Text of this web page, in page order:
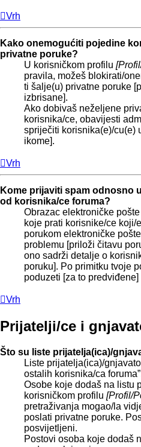
Vrh
Kako onemogućiti pojedine
privatne poruke?
U korisničkom profilu
pravila, možeš blokirati/
ti šalje(u) privatne poruke
izbrisane].
Ako dobivaš neželjene
korisnika/ce, obavijesti
spriječiti korisnika(e)/cu(e)
ikome].
Vrh
Kome prijaviti spam odnosno
od korisnika/ce foruma?
Obrazac elektroničke
koje prati korisnike/ce koji/
porukom elektroničke
problemu [priloži čitavu
ono sadrži detalje o
poruku]. Po primitku tvoje
poduzeti [za to predviđene]
Vrh
Prijatelji/ce i
Što su liste prijatelja(ica)/
Liste prijatelja(ica)/
ostalih korisnika/ca
Osobe koje dodaš na listu
korisničkom profilu [Profil/
pretraživanja mogao/la
poslati privatne poruke.
posvijetljeni.
Postovi osoba koje dodaš